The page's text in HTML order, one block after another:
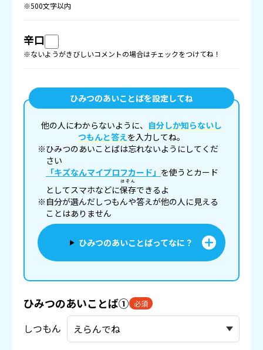
※500文字以内
辛口
※ないようがきびしいコメントの場合はチェックをつけてね！
ひみつのあいことばを設定してね
他の人にわからないように、 自分しか知らないし
つもんと答えを入力してね。
※ひみつのあいことばは忘れないようにしてくだ
さい
「キズなんマイプロフカード」 を使うとカード
としてスマホなどに保存
ほぞん
できるよ
※自分が選んだしつもんや答えが他の人に見える
ことはありません
ひみつのあいことばってなに？
ひみつのあいことば① 必須
しつもん